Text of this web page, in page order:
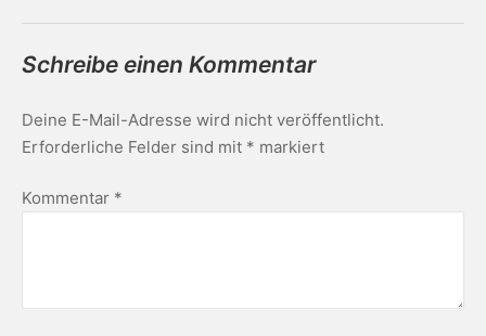
Schreibe einen Kommentar
Deine E-Mail-Adresse wird nicht veröffentlicht.
Erforderliche Felder sind mit * markiert
Kommentar *